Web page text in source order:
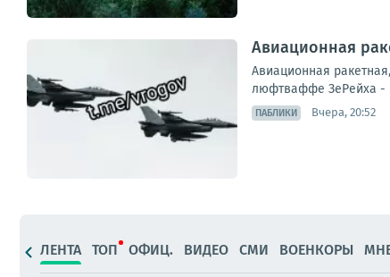
Авиационная
Авиационная
люфтваффе ЗеРейха -
ПАБЛИКИ Вчера, 20:52
ЛЕНТА ТОП ОФИЦ. ВИДЕО СМИ ВОЕНКОРЫ